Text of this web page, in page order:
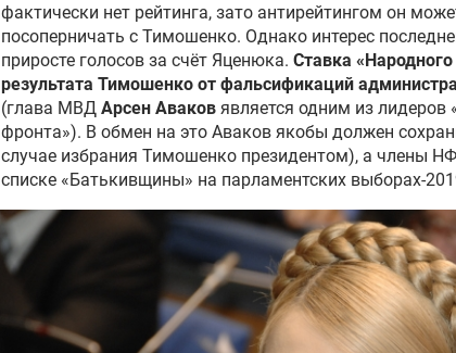
фактически нет рейтинга, зато антирейтингом он
посоперничать с Тимошенко. Однако интерес
приросте голосов за счёт Яценюка. Ставка
результата Тимошенко от фальсификаций
(глава МВД Арсен Аваков является одним из лидеров
фронта»). В обмен на это Аваков якобы должен
случае избрания Тимошенко президентом), а члены
списке «Батькивщины» на парламентских выборах-